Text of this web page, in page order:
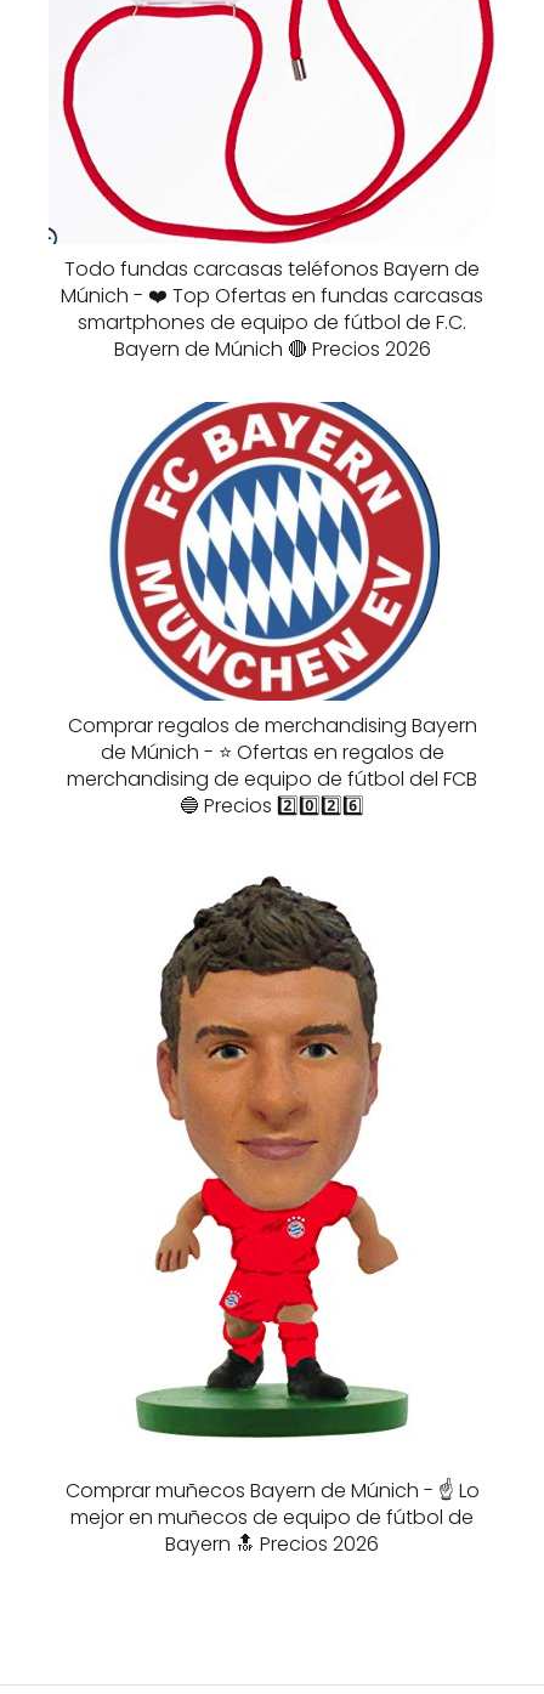
Todo fundas carcasas teléfonos Bayern de
Múnich - ❤️ Top Ofertas en fundas carcasas
smartphones de equipo de fútbol de F.C.
Bayern de Múnich 🔴 Precios 2026
Comprar regalos de merchandising Bayern
de Múnich - ⭐️ Ofertas en regalos de
merchandising de equipo de fútbol del FCB
🔵 Precios 2️⃣0️⃣2️⃣6️⃣
Comprar muñecos Bayern de Múnich - ☝️ Lo
mejor en muñecos de equipo de fútbol de
Bayern 🔝 Precios 2026